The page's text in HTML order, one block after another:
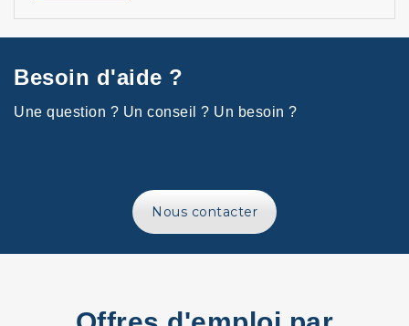
Besoin d'aide ?
Une question ? Un conseil ? Un besoin ?
Nous contacter